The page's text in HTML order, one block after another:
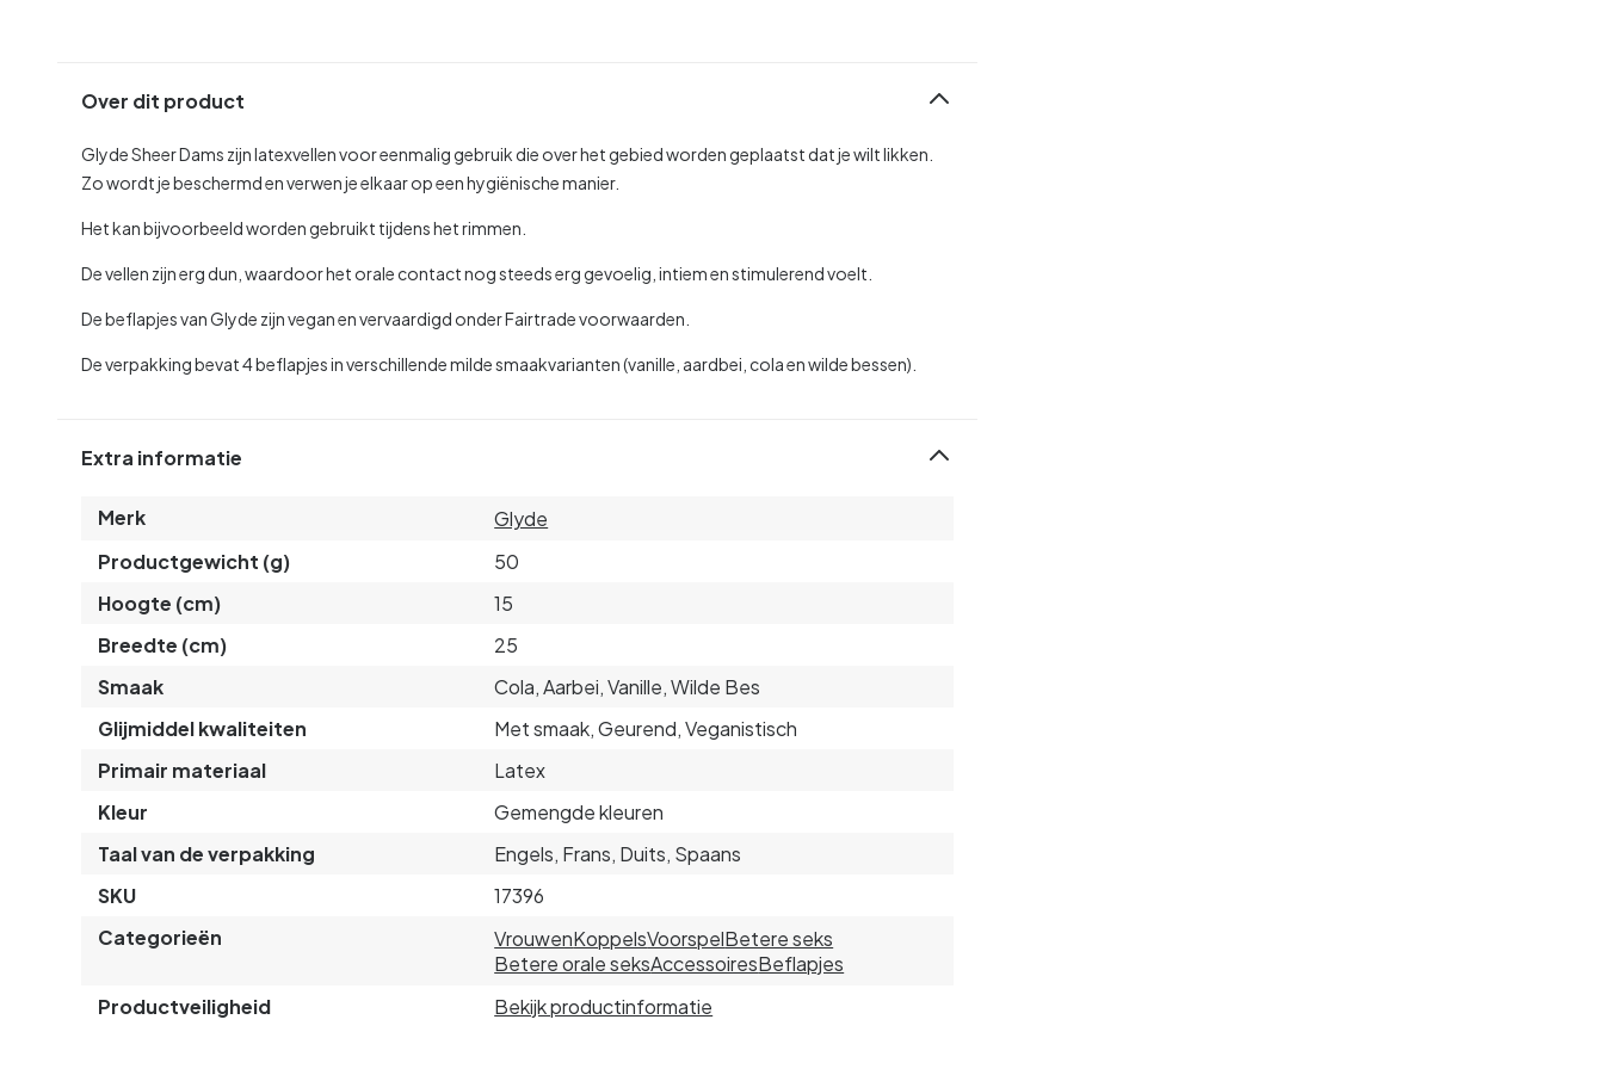
Over dit product
Glyde Sheer Dams zijn latexvellen voor eenmalig gebruik die over het gebied worden geplaatst dat je wilt likken.
Zo wordt je beschermd en verwen je elkaar op een hygiënische manier.
Het kan bijvoorbeeld worden gebruikt tijdens het rimmen.
De vellen zijn erg dun, waardoor het orale contact nog steeds erg gevoelig, intiem en stimulerend voelt.
De beflapjes van Glyde zijn vegan en vervaardigd onder Fairtrade voorwaarden.
De verpakking bevat 4 beflapjes in verschillende milde smaakvarianten (vanille, aardbei, cola en wilde bessen).
Extra informatie
Merk
Glyde
Productgewicht (g)
50
Hoogte (cm)
15
Breedte (cm)
25
Smaak
Cola, Aarbei, Vanille, Wilde Bes
Glijmiddel kwaliteiten
Met smaak, Geurend, Veganistisch
Primair materiaal
Latex
Kleur
Gemengde kleuren
Taal van de verpakking
Engels, Frans, Duits, Spaans
SKU
17396
Categorieën
VrouwenKoppelsVoorspelBetere seks
Betere orale seksAccessoiresBeflapjes
Productveiligheid
Bekijk productinformatie